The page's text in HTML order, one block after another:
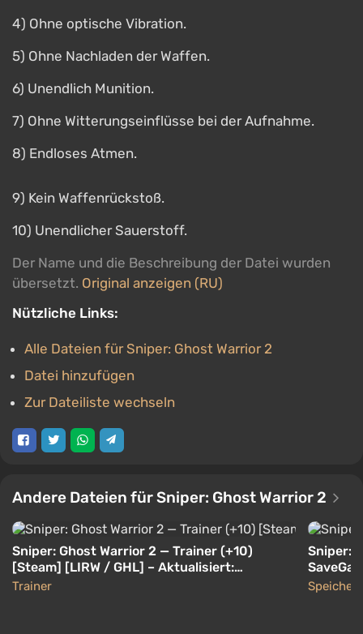
4) Ohne optische Vibration.
5) Ohne Nachladen der Waffen.
6) Unendlich Munition.
7) Ohne Witterungseinflüsse bei der Aufnahme.
8) Endloses Atmen.
9) Kein Waffenrückstoß.
10) Unendlicher Sauerstoff.
Der Name und die Beschreibung der Datei wurden
übersetzt. Original anzeigen (RU)
Nützliche Links:
Alle Dateien für Sniper: Ghost Warrior 2
Datei hinzufügen
Zur Dateiliste wechseln
Andere Dateien für Sniper: Ghost Warrior 2
Sniper: Ghost Warrior 2 — Trainer (+10)
[Steam] [LIRW / GHL] – Aktualisiert:
23.07.2018
Trainer
Sniper:
Schwer)